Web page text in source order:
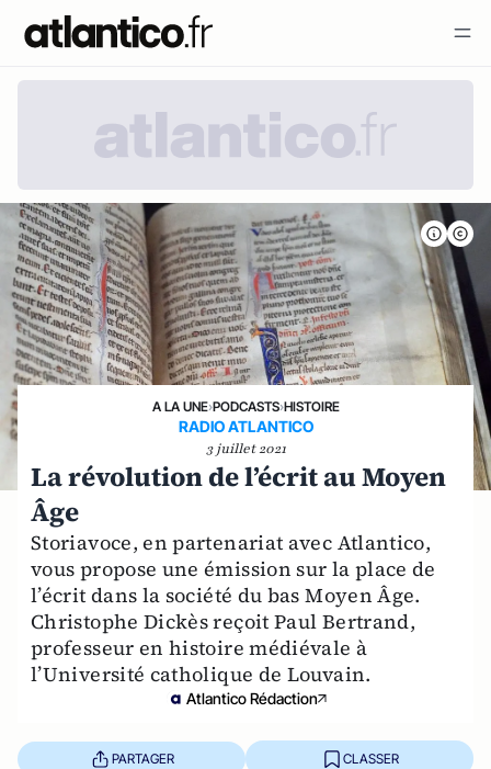
A LA UNE›PODCASTS›HISTOIRE
RADIO ATLANTICO
3 juillet 2021
La révolution de l’écrit au Moyen
Âge
Storiavoce, en partenariat avec Atlantico,
vous propose une émission sur la place de
l’écrit dans la société du bas Moyen Âge.
Christophe Dickès reçoit Paul Bertrand,
professeur en histoire médiévale à
l’Université catholique de Louvain.
Atlantico Rédaction
PARTAGER CLASSER